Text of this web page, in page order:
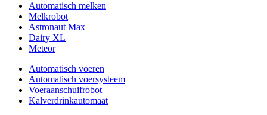
Automatisch melken
Melkrobot
Astronaut Max
Dairy XL
Meteor
Automatisch voeren
Automatisch voersysteem
Voeraanschuifrobot
Kalverdrinkautomaat